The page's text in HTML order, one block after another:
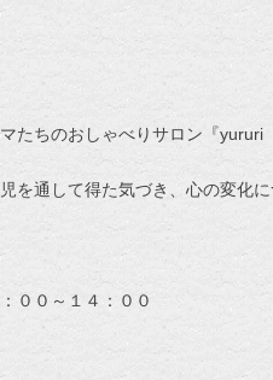
ちのおしゃべりサロン『yururi
を通して得た気づき、心の変化
０～１４：００